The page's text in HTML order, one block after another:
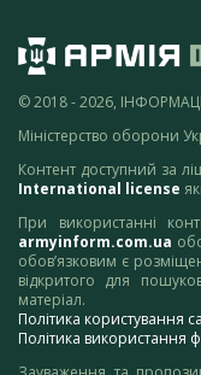
© 2018 - 2026,
Міністерство оборони
Контент доступний за
International license
При використанні
armyinform.com.ua
обов’язковим є
відкритого для
матеріал.
Політика користування
Політика використання